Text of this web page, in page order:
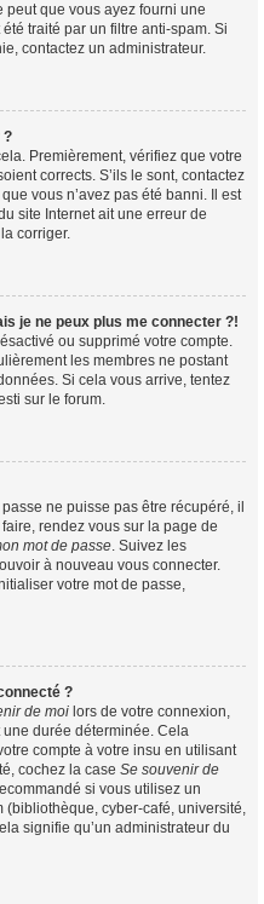
peut que vous ayez fourni une
traité par un filtre anti-spam. Si
contactez un administrateur.
?
Premièrement, vérifiez que votre
corrects. S’ils le sont, contactez
vous n’avez pas été banni. Il est
site Internet ait une erreur de
corriger.
je ne peux plus me connecter ?!
ou supprimé votre compte.
les membres ne postant
Si cela vous arrive, tentez
sur le forum.
ne puisse pas être récupéré, il
rendez vous sur la page de
mot de passe. Suivez les
à nouveau vous connecter.
votre mot de passe,
?
de moi lors de votre connexion,
durée déterminée. Cela
compte à votre insu en utilisant
cochez la case Se souvenir de
si vous utilisez un
cyber-café, université,
signifie qu’un administrateur du